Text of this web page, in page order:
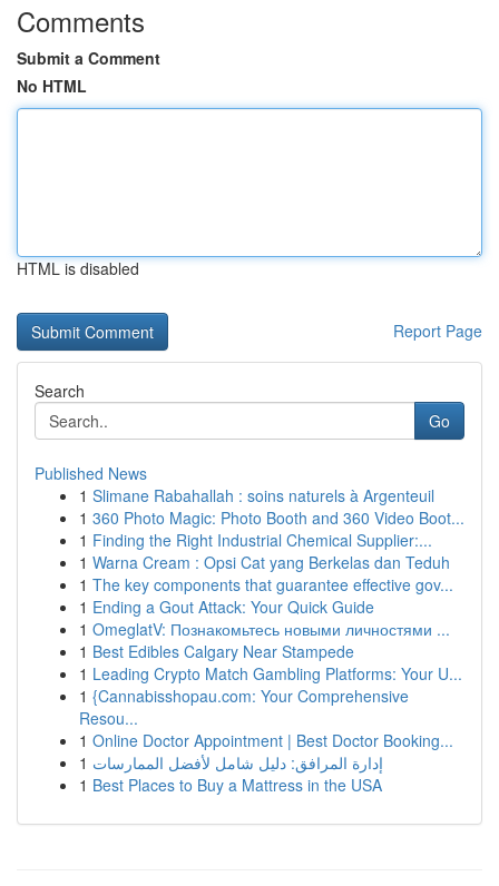
Comments
Submit a Comment
No HTML
HTML is disabled
Report Page
Search
Go
Published News
1 Slimane Rabahallah : soins naturels à Argenteuil
1 360 Photo Magic: Photo Booth and 360 Video Boot...
1 Finding the Right Industrial Chemical Supplier:...
1 Warna Cream : Opsi Cat yang Berkelas dan Teduh
1 The key components that guarantee effective gov...
1 Ending a Gout Attack: Your Quick Guide
1 OmeglatV: Познакомьтесь новыми личностями ...
1 Best Edibles Calgary Near Stampede
1 Leading Crypto Match Gambling Platforms: Your U...
1 {Cannabisshopau.com: Your Comprehensive
Resou...
1 Online Doctor Appointment | Best Doctor Booking...
1 إدارة المرافق: دليل شامل لأفضل الممارسات
1 Best Places to Buy a Mattress in the USA